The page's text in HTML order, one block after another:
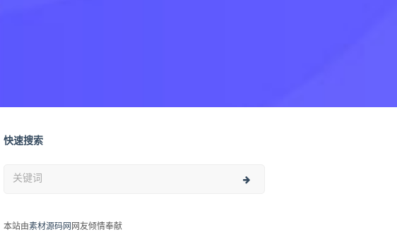
快速搜索
本站由素材源码网 网友倾情奉献